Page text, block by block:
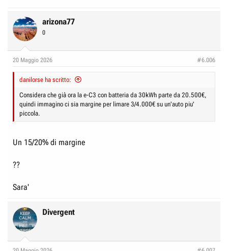
arizona77
0
20 Maggio 2026 #6.006
danilorse ha scritto:
Considera che già ora la e-C3 con batteria da 30kWh parte da 20.500€,
quindi immagino ci sia margine per limare 3/4.000€ su un'auto piu'
piccola.
Un 15/20% di margine
??
Sara'
Divergent